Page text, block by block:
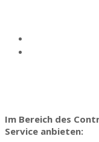
Im Bereich des
Service anbieten: